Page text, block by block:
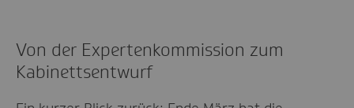
Von der Expertenkommission zum
Kabinettsentwurf